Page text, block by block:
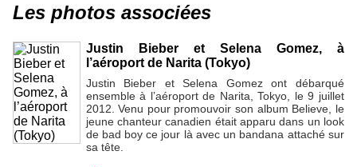
Les photos associées
Justin Bieber et Selena Gomez, à
l’aéroport de Narita (Tokyo)
Justin Bieber et Selena Gomez ont débarqué
ensemble à l’aéroport de Narita, Tokyo, le 9 juillet
2012. Venu pour promouvoir son album Believe, le
jeune chanteur canadien était apparu dans un look
de bad boy ce jour là avec un bandana attaché sur
sa tête.